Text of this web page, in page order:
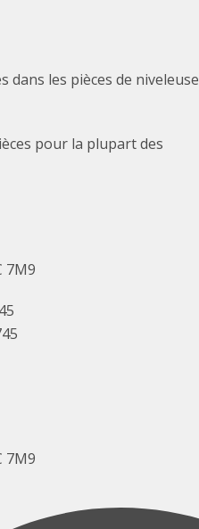
dans les pièces de niveleuse
pour la plupart des
7M9
7M9